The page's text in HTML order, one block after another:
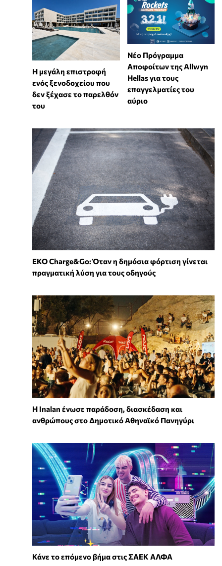
Η μεγάλη επιστροφή
ενός ξενοδοχείου που
δεν ξέχασε το παρελθόν
του
Νέο Πρόγραμμα
Αποφοίτων της Allwyn
Hellas για τους
επαγγελματίες του
αύριο
EKO Charge&Go: Όταν η δημόσια φόρτιση γίνεται
πραγματική λύση για τους οδηγούς
Η Inalan ένωσε παράδοση, διασκέδαση και
ανθρώπους στο Δημοτικό Αθηναϊκό Πανηγύρι
Κάνε το επόμενο βήμα στις ΣΑΕΚ ΑΛΦΑ